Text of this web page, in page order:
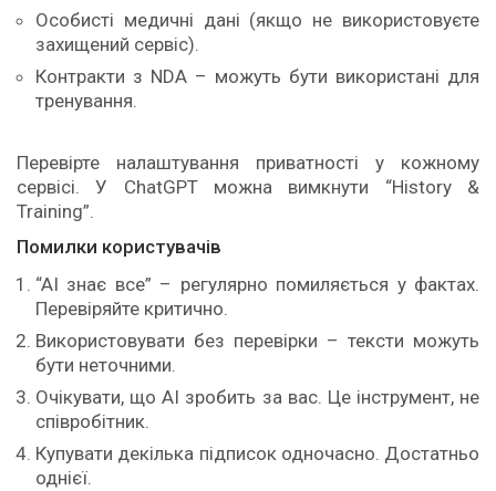
Особисті медичні дані (якщо не використовуєте
захищений сервіс).
Контракти з NDA – можуть бути використані для
тренування.
Перевірте налаштування приватності у кожному
сервісі. У ChatGPT можна вимкнути “History &
Training”.
Помилки користувачів
“AI знає все” – регулярно помиляється у фактах.
Перевіряйте критично.
Використовувати без перевірки – тексти можуть
бути неточними.
Очікувати, що AI зробить за вас. Це інструмент, не
співробітник.
Купувати декілька підписок одночасно. Достатньо
однієї.